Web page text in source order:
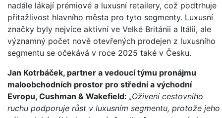
nadále lákají prémiové a luxusní retailery, což podtrhuje
přitažlivost hlavního města pro tyto segmenty. Luxusní
značky byly nejvíce aktivní ve Velké Británii a Itálii, ale
významný počet nově otevřených prodejen z luxusního
segmentu se očekává v roce 2025 také v Česku.
Jan Kotrbáček, partner a vedoucí týmu pronájmu
maloobchodních prostor pro střední a východní
Evropu, Cushman & Wakefield: „Oživení cestovního
ruchu podporuje růst v luxusním segmentu, protože jeho